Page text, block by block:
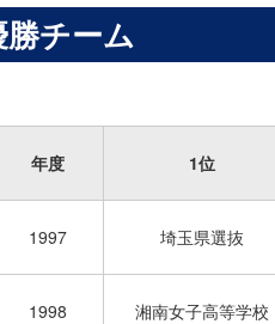
チーム
年度 1位
1997 埼玉県選抜
1998 湘南女子高等学校